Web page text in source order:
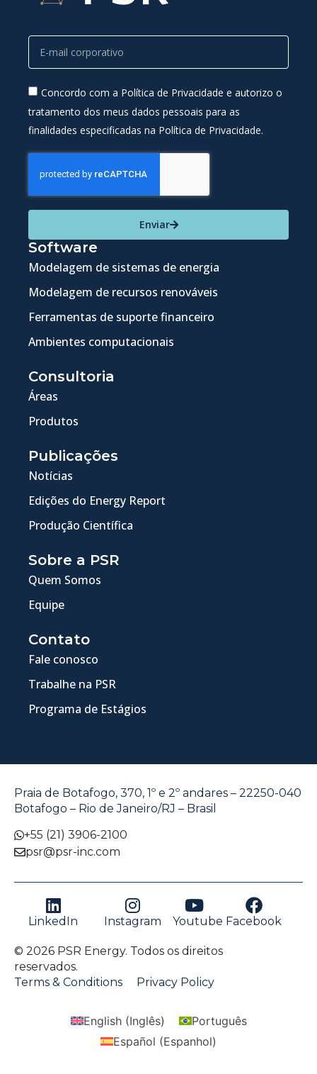
Concordo com a Política de Privacidade e autorizo o
tratamento dos meus dados pessoais para as
finalidades especificadas na Política de Privacidade.
Enviar
Software
Modelagem de sistemas de energia
Modelagem de recursos renováveis
Ferramentas de suporte financeiro
Ambientes computacionais
Consultoria
Áreas
Produtos
Publicações
Notícias
Edições do Energy Report
Produção Científica
Sobre a PSR
Quem Somos
Equipe
Contato
Fale conosco
Trabalhe na PSR
Programa de Estágios
Praia de Botafogo, 370, 1º e 2º andares – 22250-040
Botafogo – Rio de Janeiro/RJ – Brasil
+55 (21) 3906-2100
psr@psr-inc.com
LinkedIn Instagram Youtube Facebook
© 2026 PSR Energy. Todos os direitos
reservados.
Terms & Conditions
Privacy Policy
English(Inglês)
Português
Español (Espanhol)